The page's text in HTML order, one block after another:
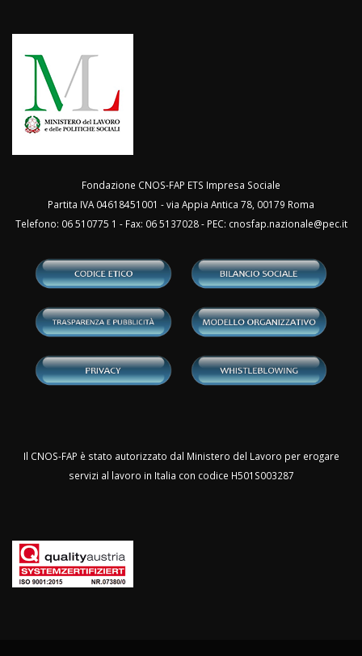
Fondazione CNOS-FAP ETS Impresa Sociale
Partita IVA 04618451001 - via Appia Antica 78, 00179 Roma
Telefono: 06 510775 1 - Fax: 06 5137028 - PEC: cnosfap.nazionale@pec.it
Il CNOS-FAP è stato autorizzato dal Ministero del Lavoro per erogare
servizi al lavoro in Italia con codice H501S003287